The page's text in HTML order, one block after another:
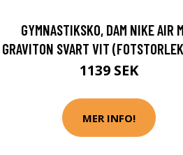
GYMNASTIKSKO, DAM NIKE AIR
GRAVITON SVART VIT
1139 SEK
MER INFO!